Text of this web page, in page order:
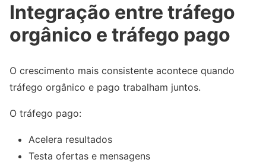
Integração entre tráfego
orgânico e tráfego pago
O crescimento mais consistente acontece quando
tráfego orgânico e pago trabalham juntos.
O tráfego pago:
Acelera resultados
Testa ofertas e mensagens